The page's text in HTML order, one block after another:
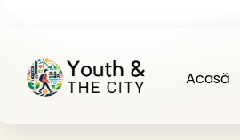
Acasă